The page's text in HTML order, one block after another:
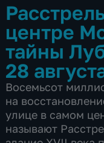
центре
тайны
28
Восемьсот
на
улице в самом
называют